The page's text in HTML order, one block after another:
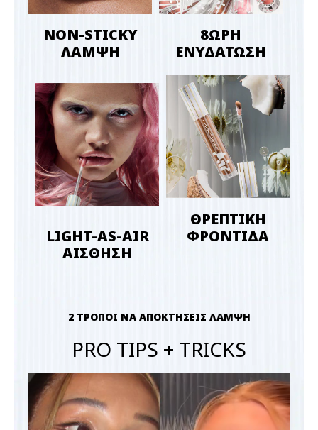
NON-STICKY
ΛΑΜΨΗ
8ΩΡΗ
ΕΝΥΔΑΤΩΣΗ
LIGHT-AS-AIR
ΑΙΣΘΗΣΗ
ΘΡΕΠΤΙΚΗ
ΦΡΟΝΤΙΔΑ
2 ΤΡΟΠΟΙ ΝΑ ΑΠΟΚΤΗΣΕΙΣ ΛΑΜΨΗ
PRO TIPS + TRICKS